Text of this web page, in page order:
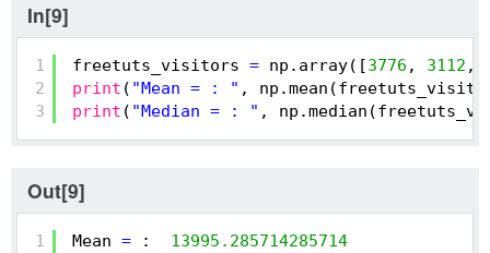
In[9]
1
2
3
freetuts_visitors = np.array([3776 , 3112 ,
print ( "Mean = : " ,
print ( "Median = : " ,
Out[9]
1
Mean = : 13995.285714285714